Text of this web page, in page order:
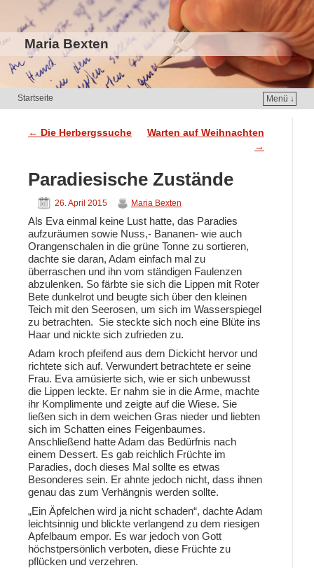
Maria Bexten
Startseite Menü ↓
Artikelnavigation
← Die Herbergssuche
Warten auf Weihnachten
→
Paradiesische Zustände
26. April 2015 Maria Bexten
Als Eva einmal keine Lust hatte, das Paradies
aufzuräumen sowie Nuss,- Bananen- wie auch
Orangenschalen in die grüne Tonne zu sortieren,
dachte sie daran, Adam einfach mal zu
überraschen und ihn vom ständigen Faulenzen
abzulenken. So färbte sie sich die Lippen mit Roter
Bete dunkelrot und beugte sich über den kleinen
Teich mit den Seerosen, um sich im Wasserspiegel
zu betrachten. Sie steckte sich noch eine Blüte ins
Haar und nickte sich zufrieden zu.
Adam kroch pfeifend aus dem Dickicht hervor und
richtete sich auf. Verwundert betrachtete er seine
Frau. Eva amüsierte sich, wie er sich unbewusst
die Lippen leckte. Er nahm sie in die Arme, machte
ihr Komplimente und zeigte auf die Wiese. Sie
ließen sich in dem weichen Gras nieder und liebten
sich im Schatten eines Feigenbaumes.
Anschließend hatte Adam das Bedürfnis nach
einem Dessert. Es gab reichlich Früchte im
Paradies, doch dieses Mal sollte es etwas
Besonderes sein. Er ahnte jedoch nicht, dass ihnen
genau das zum Verhängnis werden sollte.
„Ein Äpfelchen wird ja nicht schaden“, dachte Adam
leichtsinnig und blickte verlangend zu dem riesigen
Apfelbaum empor. Es war jedoch von Gott
höchstpersönlich verboten, diese Früchte zu
pflücken und verzehren.